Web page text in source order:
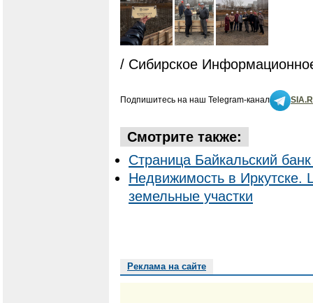
/ Сибирское
Подпишитесь на наш Telegram-канал
Смотрите также:
Страница Байкальский
Недвижимость в Иркутске.
земельные участки
Реклама на сайте